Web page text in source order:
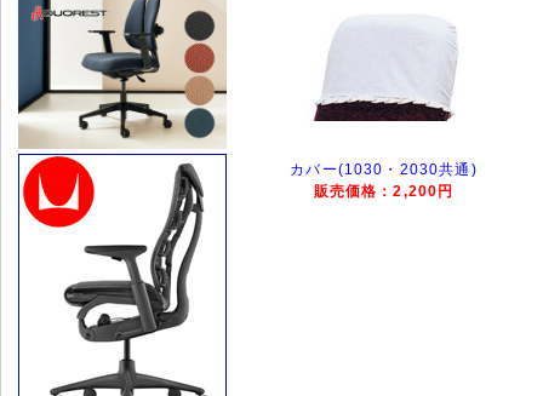
カバー(1030・2030共通)
販売価格：2,200円